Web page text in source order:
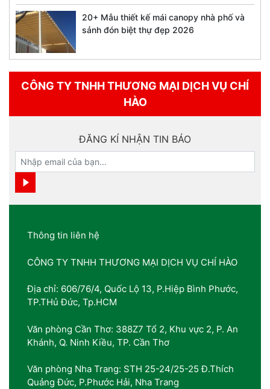
20+ Mẫu thiết kế mái canopy nhà phố và
sảnh đón biệt thự đẹp 2026
CÔNG TY TNHH THƯƠNG MẠI DỊCH VỤ CHÍ
HÀO
ĐĂNG KÍ NHẬN TIN BÁO
Thông tin liên hệ
CÔNG TY TNHH THƯƠNG MẠI DỊCH VỤ CHÍ HÀO
Địa chỉ: 606/76/4, Quốc Lộ 13, P.Hiệp Bình Phước,
TP.THủ Đức, Tp.HCM
Văn phòng Cần Thơ: 388Z7 Tổ 2, Khu vực 2, P. An
Khánh, Q. Ninh Kiều, TP. Cần Thơ
Văn phòng Nha Trang: STH 25-24/25-25 Đ.Thích
Quảng Đức, P.Phước Hải, Nha Trang